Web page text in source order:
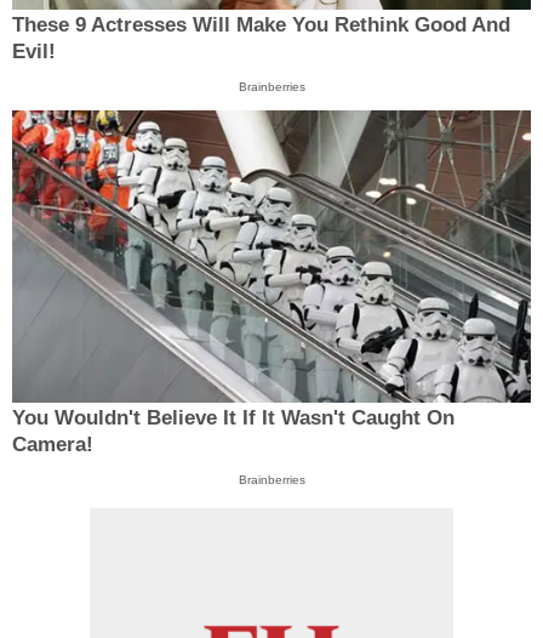
These 9 Actresses Will Make You Rethink Good And
Evil!
Brainberries
You Wouldn't Believe It If It Wasn't Caught On
Camera!
Brainberries